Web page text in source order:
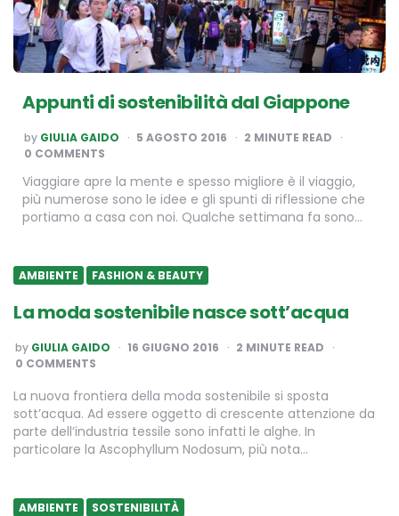
Appunti di sostenibilità dal Giappone
POSTED
BY
by GIULIA GAIDO 5 AGOSTO 2016 2 MINUTE READ
0 COMMENTS
Viaggiare apre la mente e spesso migliore è il viaggio,
più numerose sono le idee e gli spunti di riflessione che
portiamo a casa con noi. Qualche settimana fa sono…
AMBIENTE FASHION & BEAUTY
La moda sostenibile nasce sott’acqua
POSTED
BY
by GIULIA GAIDO 16 GIUGNO 2016 2 MINUTE READ
0 COMMENTS
La nuova frontiera della moda sostenibile si sposta
sott’acqua. Ad essere oggetto di crescente attenzione da
parte dell’industria tessile sono infatti le alghe. In
particolare la Ascophyllum Nodosum, più nota…
AMBIENTE SOSTENIBILITÀ